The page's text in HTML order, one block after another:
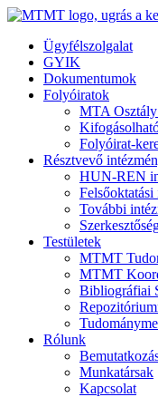
Ügyfélszolgalat
GYIK
Dokumentumok
Folyóiratok
MTA
Folyóirat-
Résztvevő
HUN-REN
További
Testületek
MTMT
MTMT
Bibliográfiai
Rólunk
Munkatársak
Kapcsolat